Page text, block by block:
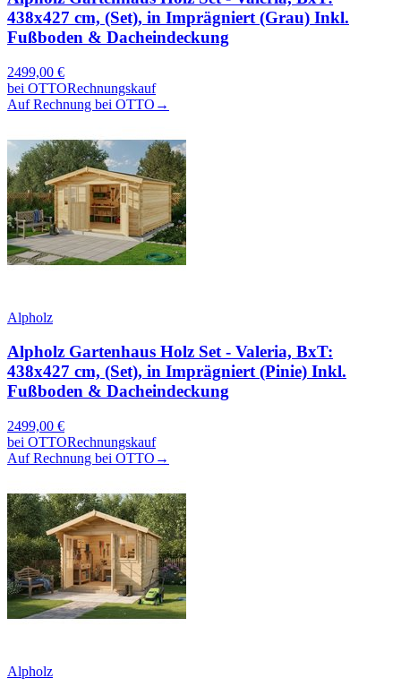
438x427 cm, (Set), in Imprägniert (Grau) Inkl.
Fußboden & Dacheindeckung
2499,00 €
bei OTTORechnungskauf
Auf Rechnung bei OTTO →
Alpholz
Alpholz Gartenhaus Holz Set - Valeria, BxT:
438x427 cm, (Set), in Imprägniert (Pinie) Inkl.
Fußboden & Dacheindeckung
2499,00 €
bei OTTORechnungskauf
Auf Rechnung bei OTTO →
Alpholz